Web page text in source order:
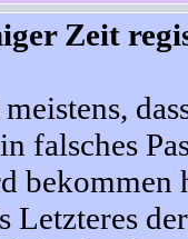
Zeit
falsches
bekommen
Letzteres